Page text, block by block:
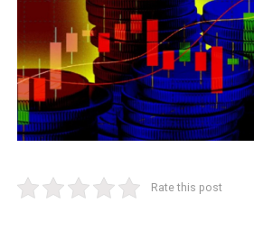
Rate this post